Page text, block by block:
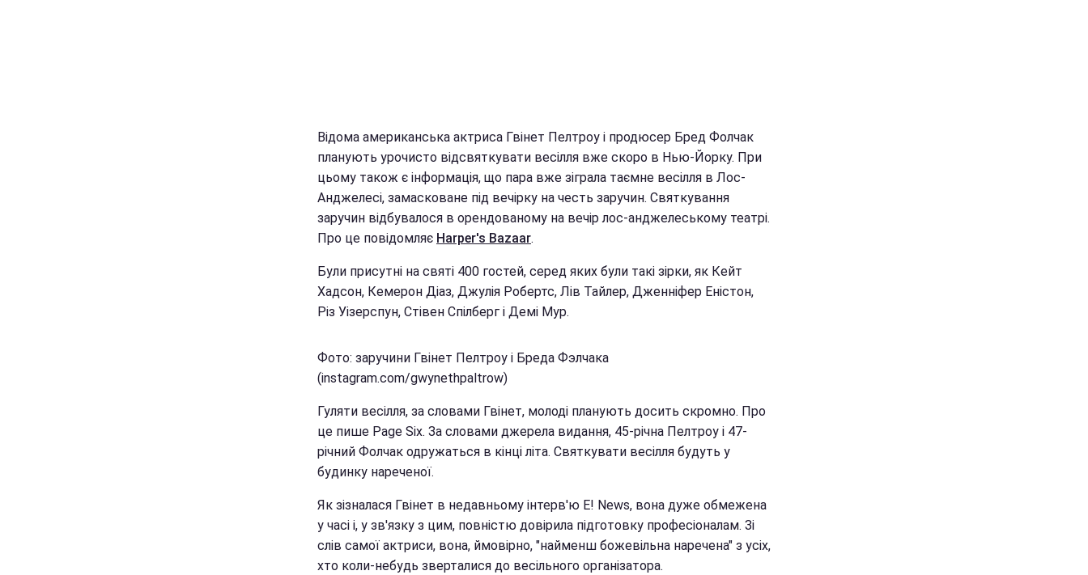
Відома американська актриса Гвінет Пелтроу і продюсер Бред Фолчак
планують урочисто відсвяткувати весілля вже скоро в Нью-Йорку. При
цьому також є інформація, що пара вже зіграла таємне весілля в Лос-
Анджелесі, замасковане під вечірку на честь заручин. Святкування
заручин відбувалося в орендованому на вечір лос-анджелеському театрі.
Про це повідомляє Harper's Bazaar.
Були присутні на святі 400 гостей, серед яких були такі зірки, як Кейт
Хадсон, Кемерон Діаз, Джулія Робертс, Лів Тайлер, Дженніфер Еністон,
Різ Уізерспун, Стівен Спілберг і Демі Мур.
Фото: заручини Гвінет Пелтроу і Бреда Фэлчака
(instagram.com/gwynethpaltrow)
Гуляти весілля, за словами Гвінет, молоді планують досить скромно. Про
це пише Page Six. За словами джерела видання, 45-річна Пелтроу і 47-
річний Фолчак одружаться в кінці літа. Святкувати весілля будуть у
будинку нареченої.
Як зізналася Гвінет в недавньому інтерв'ю E! News, вона дуже обмежена
у часі і, у зв'язку з цим, повністю довірила підготовку професіоналам. Зі
слів самої актриси, вона, ймовірно, "найменш божевільна наречена" з усіх,
хто коли-небудь зверталися до весільного організатора.